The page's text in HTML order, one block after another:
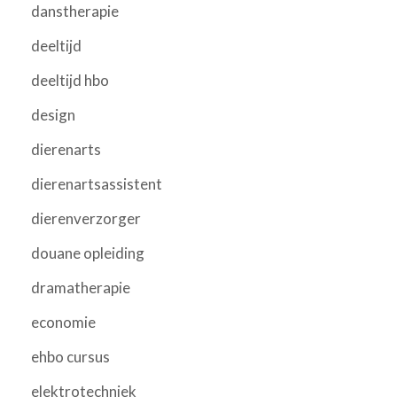
danstherapie
deeltijd
deeltijd hbo
design
dierenarts
dierenartsassistent
dierenverzorger
douane opleiding
dramatherapie
economie
ehbo cursus
elektrotechniek